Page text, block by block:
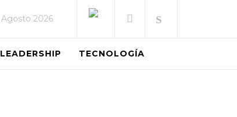
2026
LEADERSHIP TECNOLOGÍA